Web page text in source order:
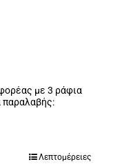
με 3 ράφια
παραλαβής:
Λεπτομέρειες